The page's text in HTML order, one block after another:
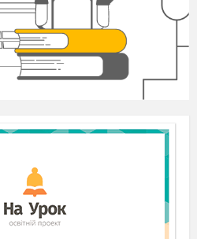
міста Новоград-
заява про те, що на
кафе «М» до 2 години
голосно музика.
яких можна вирішити
кілька днів тому
Він вия